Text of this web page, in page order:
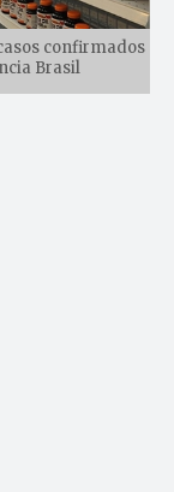
confirmados
Brasil